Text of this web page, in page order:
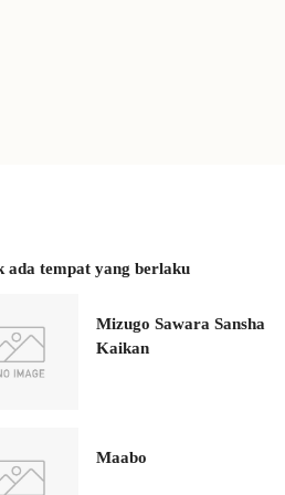
ada tempat yang berlaku
Mizugo Sawara Sansha
Kaikan
Maabo